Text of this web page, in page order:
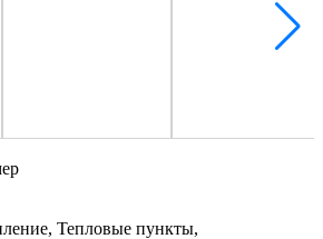
Тепловые пункты,